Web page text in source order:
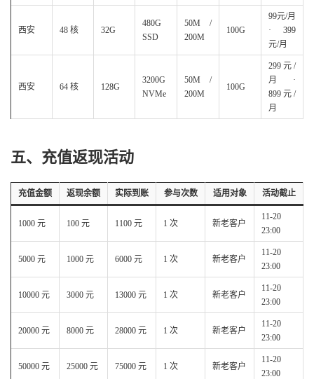
西安 48 核 32G
480G
SSD
50M /
200M
100G
99元/月
· 399
元/月
西安 64 核 128G
3200G
NVMe
50M /
200M
100G
299元/
月 ·
899元/
月
五、充值返现活动
充值金额 返现余额 实际到账 参与次数 适用对象 活动截止
1000 元 100 元 1100 元 1 次 新老客户
11-20
23:00
5000 元 1000 元 6000 元 1 次 新老客户
11-20
23:00
10000 元 3000 元 13000 元 1 次 新老客户
11-20
23:00
20000 元 8000 元 28000 元 1 次 新老客户
11-20
23:00
50000 元 25000 元 75000 元 1 次 新老客户
11-20
23:00